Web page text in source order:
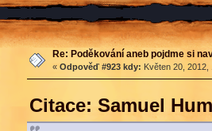
Re: Poděkování aneb pojdme si
« Odpověď #923 kdy: Květen 20, 2012,
Citace: Samuel